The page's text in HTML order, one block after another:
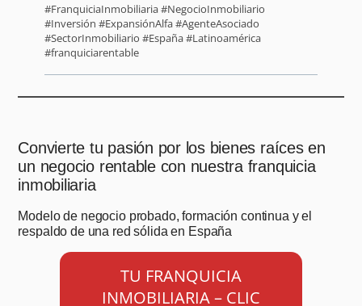
#FranquiciaInmobiliaria #NegocioInmobiliario
#Inversión #ExpansiónAlfa #AgenteAsociado
#SectorInmobiliario #España #Latinoamérica
#franquiciarentable
Convierte tu pasión por los bienes raíces en
un negocio rentable con nuestra franquicia
inmobiliaria
Modelo de negocio probado, formación continua y el
respaldo de una red sólida en España
TU FRANQUICIA
INMOBILIARIA – CLIC